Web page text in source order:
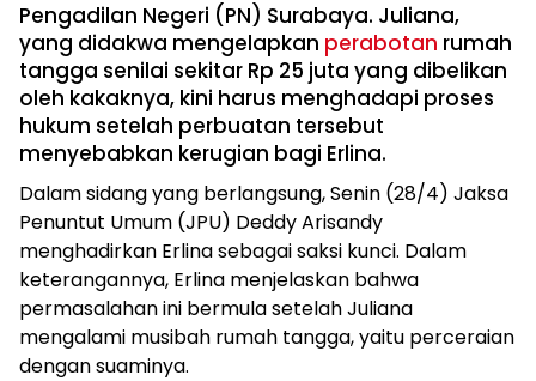
Pengadilan Negeri (PN) Surabaya. Juliana,
yang didakwa mengelapkan perabotan rumah
tangga senilai sekitar Rp 25 juta yang dibelikan
oleh kakaknya, kini harus menghadapi proses
hukum setelah perbuatan tersebut
menyebabkan kerugian bagi Erlina.
Dalam sidang yang berlangsung, Senin (28/4) Jaksa
Penuntut Umum (JPU) Deddy Arisandy
menghadirkan Erlina sebagai saksi kunci. Dalam
keterangannya, Erlina menjelaskan bahwa
permasalahan ini bermula setelah Juliana
mengalami musibah rumah tangga, yaitu perceraian
dengan suaminya.